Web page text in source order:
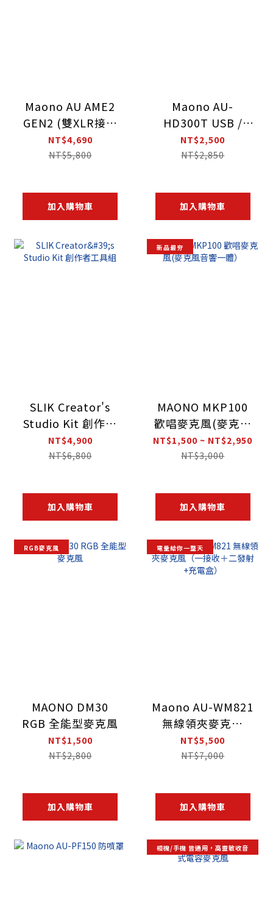
Maono AU AME2
GEN2 (雙XLR接口
版本) 標準版錄音介
面/混音多合一控制
NT$4,690
NT$5,800
加入購物車
Maono AU-
HD300T USB /
XLR 動圈麥克風
NT$2,500
NT$2,850
加入購物車
SLIK Creator's
Studio Kit 創作者
工具組
NT$4,900
NT$6,800
加入購物車
新品最夯
MAONO MKP100
歡唱麥克風(麥克風
音響一體）
NT$1,500 ~ NT$2,950
NT$3,000
加入購物車
RGB麥克風
MAONO DM30
RGB 全能型麥克風
NT$1,500
NT$2,800
加入購物車
電量給你一整天
Maono AU-WM821
無線領夾麥克風
（一接收＋二發射
+充電盒）
NT$5,500
NT$7,000
加入購物車
相機/手機 皆通用，高靈敏收音